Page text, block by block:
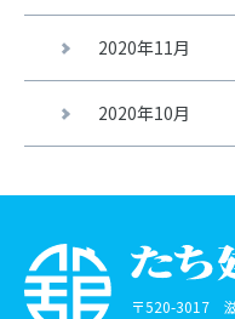
2020年11月
2020年10月
〒520-3017